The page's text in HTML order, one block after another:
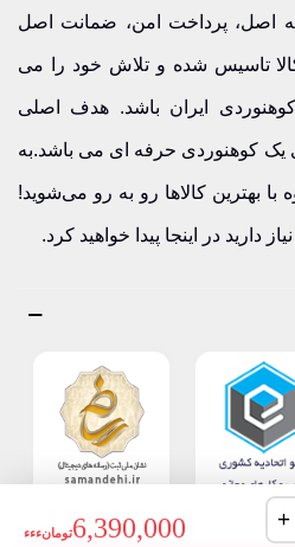
+
6,390,000تومانءءء
سه اصل، پرداخت امن، ضمانت اصل
تاسیس شده و تلاش خود را می
ایران باشد. هدف اصلی
یک کوهنوردی حرفه ای می باشد.به
بهترین کالاها رو به رو می‌شوید!
دارید در اینجا پیدا خواهید کرد.